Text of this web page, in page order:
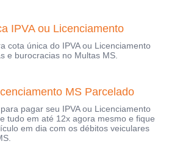
IPVA ou Licenciamento
cota única do IPVA ou Licenciamento
e burocracias no Multas MS.
MS Parcelado
pagar seu IPVA ou Licenciamento
tudo em até 12x agora mesmo e fique
em dia com os débitos veiculares